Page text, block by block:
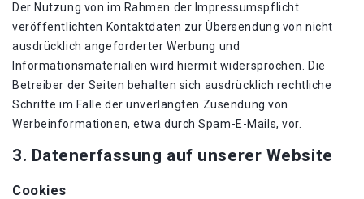
Der Nutzung von im Rahmen der Impressumspflicht
veröffentlichten Kontaktdaten zur Übersendung von nicht
ausdrücklich angeforderter Werbung und
Informationsmaterialien wird hiermit widersprochen. Die
Betreiber der Seiten behalten sich ausdrücklich rechtliche
Schritte im Falle der unverlangten Zusendung von
Werbeinformationen, etwa durch Spam-E-Mails, vor.
3. Datenerfassung auf unserer Website
Cookies